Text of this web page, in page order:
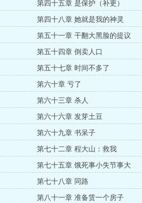
第四十五章 是保护（补更）
第四十八章 她就是我的神灵
第五十一章 干翻大黑脸的提议
第五十四章 倒卖人口
第五十七章 时间不多了
第六十章 亏了
第六十三章 杀人
第六十六章 发芽土豆
第六十九章 书呆子
第七十二章 程大山：救我
第七十五章 饿死事小失节事大
第七十八章 同路
第八十一章 准备赁一个房子